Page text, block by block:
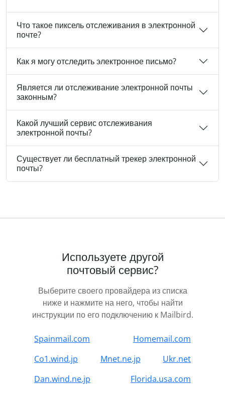
Что такое пиксель отслеживания в электронной
почте?
Как я могу отследить электронное письмо?
Является ли отслеживание электронной почты
законным?
Какой лучший сервис отслеживания
электронной почты?
Существует ли бесплатный трекер электронной
почты?
Используете другой
почтовый сервис?
Выберите своего провайдера из списка
ниже и нажмите на него, чтобы найти
инструкции по его подключению к Mailbird.
Spainmail.com
Homemail.com
Co1.wind.jp
Mnet.ne.jp
Ukr.net
Dan.wind.ne.jp
Florida.usa.com